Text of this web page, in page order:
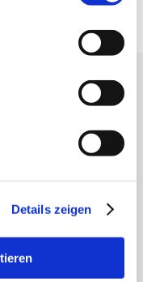
Details zeigen
in